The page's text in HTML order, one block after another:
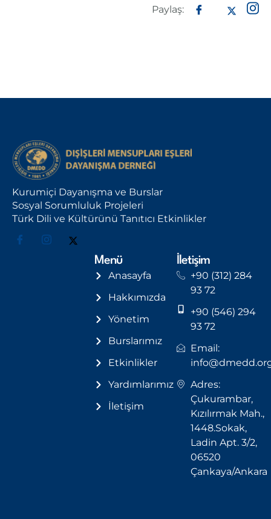
Paylaş:
Kurumiçi Dayanışma ve Burslar
Sosyal Sorumluluk Projeleri
Türk Dili ve Kültürünü Tanıtıcı Etkinlikler
Menü
Anasayfa
Hakkımızda
Yönetim
Burslarımız
Etkinlikler
Yardımlarımız
İletişim
İletişim
+90 (312) 284
93 72
+90 (546) 294
93 72
Email:
Adres:
Çukurambar,
Kızılırmak Mah.,
1448.Sokak,
Ladin Apt. 3/2,
06520
Çankaya/Ankara